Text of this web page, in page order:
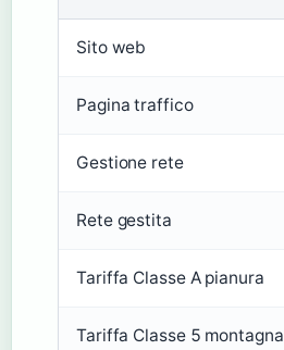
Sito web
Pagina traffico
Gestione rete
Rete gestita
Tariffa Classe A pianura
Tariffa Classe 5 montagna